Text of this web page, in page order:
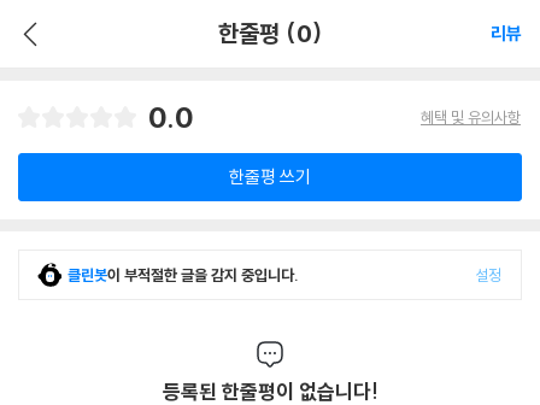
한줄평 (0) 리뷰
0.0 혜택 및 유의사항
한줄평 쓰기
클린봇이 부적절한 글을 감지 중입니다. 설정
등록된 한줄평이 없습니다!